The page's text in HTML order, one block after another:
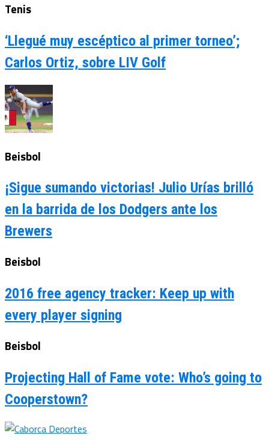
Tenis
‘Llegué muy escéptico al primer torneo’;
Carlos Ortiz, sobre LIV Golf
Beisbol
¡Sigue sumando victorias! Julio Urías brilló
en la barrida de los Dodgers ante los
Brewers
Beisbol
2016 free agency tracker: Keep up with
every player signing
Beisbol
Projecting Hall of Fame vote: Who’s going to
Cooperstown?